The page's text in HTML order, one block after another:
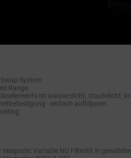
System
Range
ist wasserdicht, staubdicht,
- einfach aufklippen
Magnetic Variable ND Filterkit in